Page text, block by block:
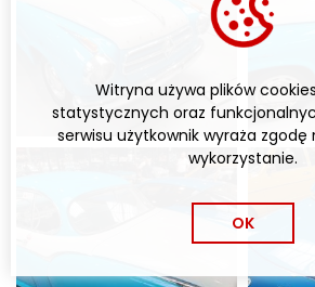
Witryna używa plików
statystycznych oraz
serwisu użytkownik wyraża zgodę
wykorzystanie.
OK